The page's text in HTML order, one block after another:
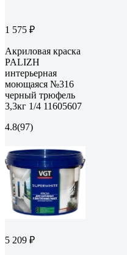
1 575 ₽
Акриловая краска
PALIZH
интерьерная
моющаяся №316
черный трюфель
3,3кг 1/4 11605607
4.8(97)
5 209 ₽